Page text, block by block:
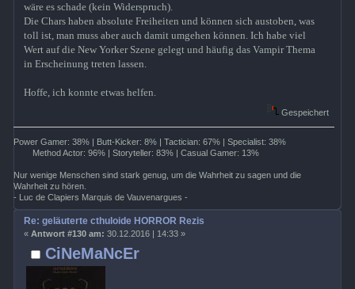
wäre es schade (kein Widerspruch).
Die Chars haben absolute Freiheiten und können sich austoben, was
toll ist, man muss aber auch damit umgehen können. Ich habe viel
Wert auf die New Yorker Szene gelegt und häufig das Vampir Thema
in Erscheinung treten lassen.
Hoffe, ich konnte etwas helfen.
Gespeichert
Power Gamer: 38% | Butt-Kicker: 8% | Tactician: 67% | Specialist: 38%
Method Actor: 96% | Storyteller: 83% | Casual Gamer: 13%
Nur wenige Menschen sind stark genug, um die Wahrheit zu sagen und die
Wahrheit zu hören.
- Luc de Clapiers Marquis de Vauvenargues -
CiNeMaNcEr
Re: geläuterte cthuloide HORROR Rezis
« Antwort #130 am: 30.12.2016 | 14:33 »